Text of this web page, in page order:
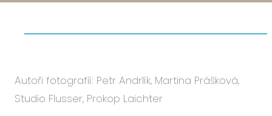
Autoři fotografií: Petr Andrlík, Martina Prášková,
Studio Flusser, Prokop Laichter